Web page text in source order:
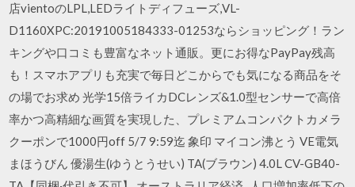
店vientoのLPL,LEDライトディフューズ,VL-
D1160XPC:20191005184333-01253ならショッピング！ラン
キングや口コミも豊富なネット通販。更にお得なPayPay残高
も！スマホアプリも充実で毎日どこからでも気になる商品をそ
の場でお求め 光学15倍ライカDCレンズ&1.0型センサーで高倍
率かつ高精細な画質を実現した、プレミアムコンパクトカメラ
クーポンで1000円off 5/7 9:59迄 象印 マイコン沸とう VE電気
まほうびん 優湯生(ゆうとうせい) TA(ブラウン) 4.0L CV-GB40-